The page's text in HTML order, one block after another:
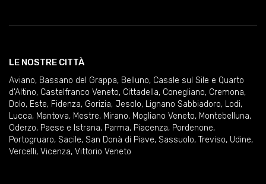
LE NOSTRE CITTÀ
Aviano, Bassano del Grappa, Belluno, Casale sul Sile e Quarto
d'Altino, Castelfranco Veneto, Cittadella, Conegliano, Cremona,
Dolo, Este, Fidenza, Gorizia, Jesolo, Lignano Sabbiadoro, Lodi,
Lucca, Mantova, Mestre, Mirano, Mogliano Veneto, Montebelluna,
Oderzo, Paese e Istrana, Parma, Piacenza, Pordenone,
Portogruaro, Sacile, San Donà di Piave, Sassuolo, Treviso, Udine,
Vercelli, Vicenza, Vittorio Veneto